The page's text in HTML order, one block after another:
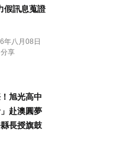
假訊息蒐證
年八月08日
享
旭光高中
」赴澳圓夢
長授旗鼓